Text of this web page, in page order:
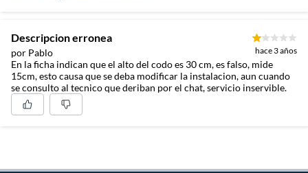
Descripcion erronea
por Pablo hace 3 años
En la ficha indican que el alto del codo es 30 cm, es falso, mide
15cm, esto causa que se deba modificar la instalacion, aun cuando
se consulto al tecnico que deriban por el chat, servicio inservible.